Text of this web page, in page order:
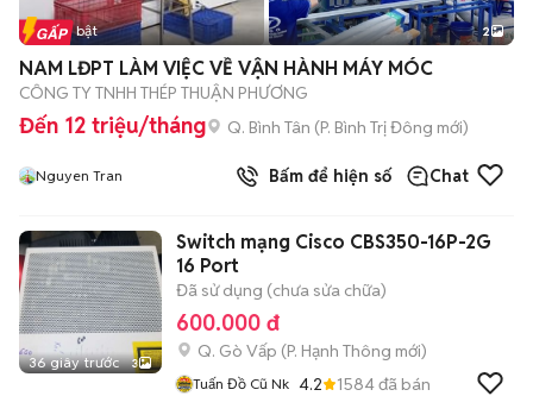
Tin nổi bật 2
NAM LĐPT LÀM VIỆC VỀ VẬN HÀNH MÁY MÓC
CÔNG TY TNHH THÉP THUẬN PHƯƠNG
Đến 12 triệu/tháng Q. Bình Tân (P. Bình Trị Đông mới)
Nguyen Tran Bấm để hiện số Chat
36 giây trước 3
Switch mạng Cisco CBS350-16P-2G
16 Port
Đã sử dụng (chưa sửa chữa)
600.000 đ
Q. Gò Vấp (P. Hạnh Thông mới)
Tuấn Đồ Cũ Nk 4.2 1584đã bán